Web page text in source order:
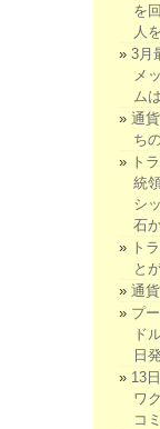
を
人
3月
メ
ム
通
ち
ト
統
シ
石
ト
と
通
プ
ド
日
13
ワ
コ